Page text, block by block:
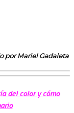
por Mariel Gadaleta
del color y cómo